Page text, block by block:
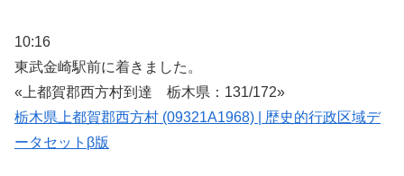
10:16
東武金崎駅前に着きました。
«上都賀郡西方村到達 栃木県：131/172»
栃木県上都賀郡西方村 (09321A1968) | 歴史的行政区域デ
ータセットβ版